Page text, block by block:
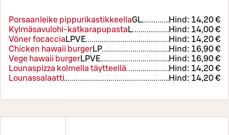
Porsaanleike pippurikastikkeellaGL Hind: 14,20 €
Kylmäsavulohi-katkarapupasta L Hind: 14,00 €
Vöner focaccia LPVE Hind: 14,20 €
Chicken hawaii burgerLP Hind: 16,90 €
Vege hawaii burgerLPVE Hind: 16,90 €
Lounaspizza kolmella täytteellä
Hind: 14,20 €
Lounassalaatti
Hind: 14,20 €